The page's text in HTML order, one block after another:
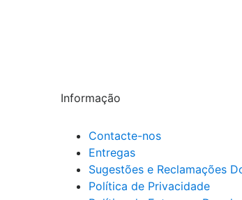
Informação
Contacte-nos
Entregas
Sugestões e Reclamações
Política de Privacidade